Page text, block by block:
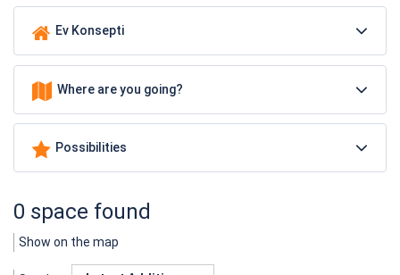
Ev Konsepti
Where are you going?
Possibilities
0 space found
Show on the map